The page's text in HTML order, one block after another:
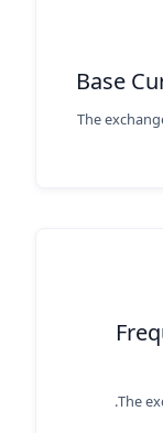
Base
The
The